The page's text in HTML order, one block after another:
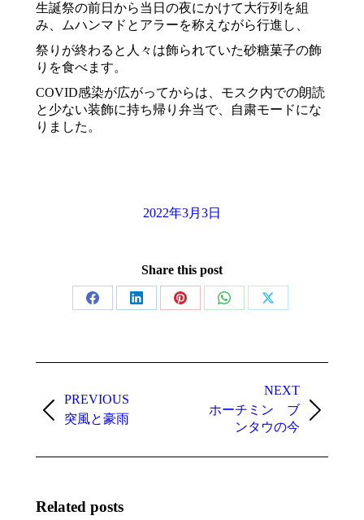
生誕祭の前日から当日の夜にかけて大行列を組
み、ムハンマドとアラーを称えながら行進し、
祭りが終わると人々は飾られていた砂糖菓子の飾
りを食べます。
COVID感染が広がってからは、モスク内での朗読
と少ない装飾に持ち帰り弁当で、自粛モードにな
りました。
2022年3月3日
Share this post
Share
Share
Share
Share
Share
navigation
PREVIOUS
Previous
post:
突風と豪雨
NEXT
Next
ホーチミン ブ
ンタウの今
Related posts